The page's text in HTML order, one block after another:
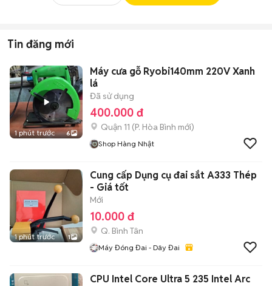
Tin đăng mới
1 phút trước 6
Máy cưa gỗ Ryobi140mm 220V Xanh
lá
Đã sử dụng
400.000 đ
Quận 11 (P. Hòa Bình mới)
Shop Hàng Nhật
1 phút trước 1
Cung cấp Dụng cụ đai sắt A333 Thép
- Giá tốt
Mới
10.000 đ
Q. Bình Tân
Máy Đóng Đai - Dây Đai
CPU Intel Core Ultra 5 235 Intel Arc